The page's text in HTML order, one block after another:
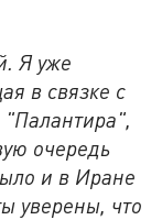
Я уже
в связке с
очередь
и в Иране
уверены, что